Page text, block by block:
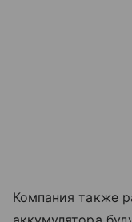
Компания также